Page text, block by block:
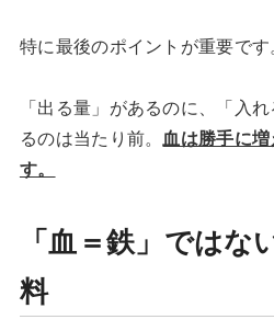
特に最後のポイントが重要です
「出る量」があるのに、「入
るのは当たり前。血は勝手に
す。
「血＝鉄」ではな
料